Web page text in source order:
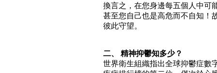
換言之，在您身邊每五個人中可
甚至您自己也是高危而不自知！
彼此守望。
二、 精神抑鬱知多少？
世界衛生組織指出全球抑鬱症數